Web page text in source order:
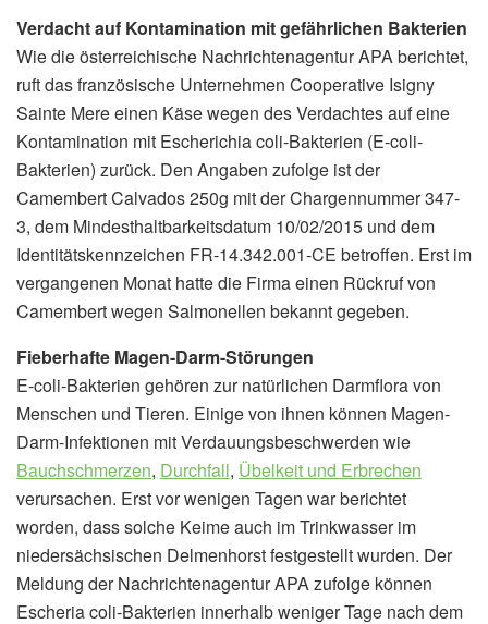
Verdacht auf Kontamination mit gefährlichen Bakterien
Wie die österreichische Nachrichtenagentur APA berichtet,
ruft das französische Unternehmen Cooperative Isigny
Sainte Mere einen Käse wegen des Verdachtes auf eine
Kontamination mit Escherichia coli-Bakterien (E-coli-
Bakterien) zurück. Den Angaben zufolge ist der
Camembert Calvados 250g mit der Chargennummer 347-
3, dem Mindesthaltbarkeitsdatum 10/02/2015 und dem
Identitätskennzeichen FR-14.342.001-CE betroffen. Erst im
vergangenen Monat hatte die Firma einen Rückruf von
Camembert wegen Salmonellen bekannt gegeben.
Fieberhafte Magen-Darm-Störungen
E-coli-Bakterien gehören zur natürlichen Darmflora von
Menschen und Tieren. Einige von ihnen können Magen-
Darm-Infektionen mit Verdauungsbeschwerden wie
Bauchschmerzen, Durchfall, Übelkeit und Erbrechen
verursachen. Erst vor wenigen Tagen war berichtet
worden, dass solche Keime auch im Trinkwasser im
niedersächsischen Delmenhorst festgestellt wurden. Der
Meldung der Nachrichtenagentur APA zufolge können
Escheria coli-Bakterien innerhalb weniger Tage nach dem